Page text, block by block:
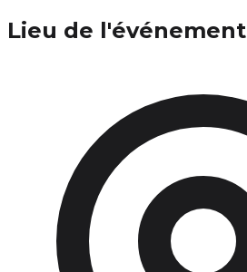
Lieu de l'événement